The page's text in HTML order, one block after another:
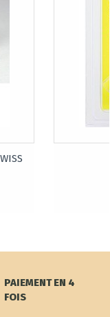
PAIEMENT EN 4
FOIS